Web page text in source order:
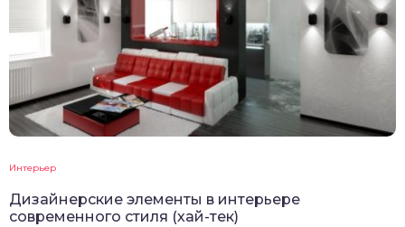
Интерьер
Дизайнерские элементы в интерьере
современного стиля (хай-тек)